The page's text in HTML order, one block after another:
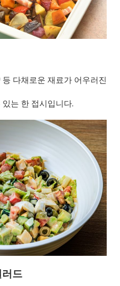
다채로운 재료가 어우러진
는 한 접시입니다.
드